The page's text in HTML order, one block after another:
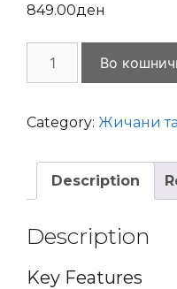
849.00ден
Krill
RGB
Black
Во
Category: Жичани
Description
Description
Key Features